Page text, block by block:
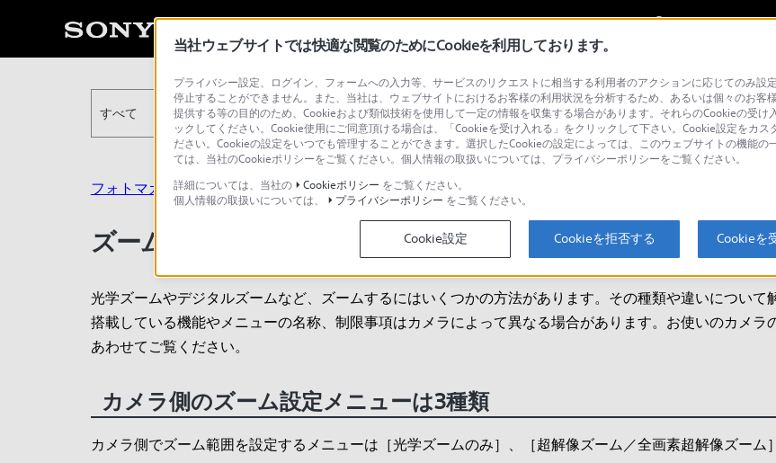
すべて
フォトマガジン> ズームの種類や違いについて
ズームの種類や違いについて
光学ズームやデジタルズームなど、ズームするにはいくつかの方法があります。その種類や違いについて
搭載している機能やメニューの名称、制限事項はカメラによって異なる場合があります。お使いのカメ
あわせてご覧ください。
カメラ側のズーム設定メニューは3種類
カメラ側でズーム範囲を設定するメニューは［光学ズームのみ］、［超解像ズーム／全画素超解像ズーム
当社ウェブサイトでは快適な閲覧のためにCookieを利用しております。
プライバシー設定、ログイン、フォームへの入力等、サービスのリクエストに相当する利用者のアクションに応じてのみ設
停止することができません。また、当社は、ウェブサイトにおけるお客様の利用状況を分析するため、あるいは個々のお客
提供する等の目的のため、Cookieおよび類似技術を使用して一定の情報を収集する場合があります。それらのCookieの受け
ックしてください。Cookie使用にご同意頂ける場合は、「Cookieを受け入れる」をクリックして下さい。Cookie設定をカ
ださい。Cookieの設定をいつでも管理することができます。選択したCookieの設定によっては、このウェブサイトの機能
ては、当社のCookieポリシーをご覧ください。個人情報の取扱いについては、プライバシーポリシーをご覧ください。
詳細については、当社の
Cookieポリシー をご覧ください。
個人情報の取扱いについては、
プライバシーポリシー をご覧ください。
Cookie設定 Cookieを拒否する Cookieを